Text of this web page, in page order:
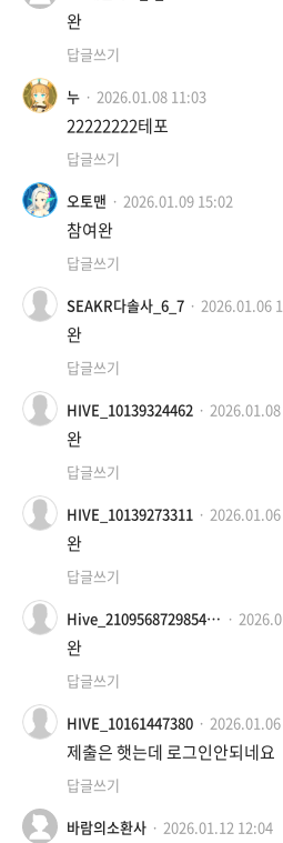
완
답글쓰기
누
2026.01.08 11:03
22222222테포
답글쓰기
오토맨
2026.01.09 15:02
참여완
답글쓰기
SEAKR다솔사_6_7
2026.01.06
완
답글쓰기
HIVE_10139324462
완
답글쓰기
HIVE_10139273311
완
답글쓰기
Hive_2109568729854091
완
답글쓰기
HIVE_10161447380
제출은 햇는데 로그인안되네요
답글쓰기
바람의소환사
2026.01.12 12:04